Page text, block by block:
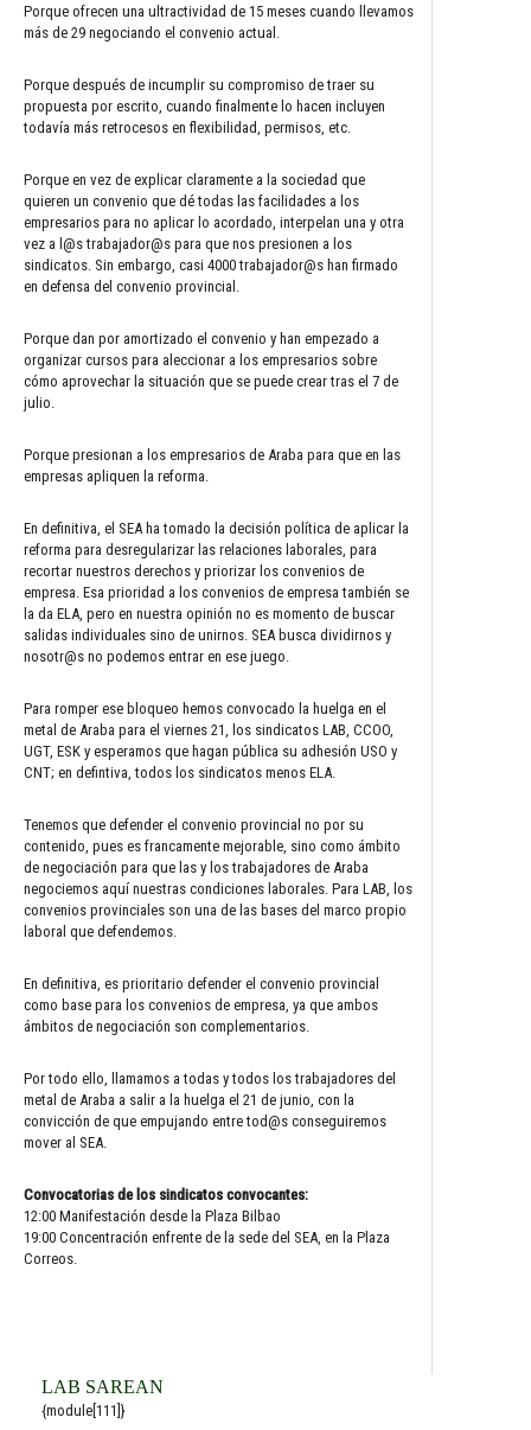
Porque ofrecen una ultractividad de 15 meses cuando llevamos
más de 29 negociando el convenio actual.
Porque después de incumplir su compromiso de traer su
propuesta por escrito, cuando finalmente lo hacen incluyen
todavía más retrocesos en flexibilidad, permisos, etc.
Porque en vez de explicar claramente a la sociedad que
quieren un convenio que dé todas las facilidades a los
empresarios para no aplicar lo acordado, interpelan una y otra
vez a l@s trabajador@s para que nos presionen a los
sindicatos. Sin embargo, casi 4000 trabajador@s han firmado
en defensa del convenio provincial.
Porque dan por amortizado el convenio y han empezado a
organizar cursos para aleccionar a los empresarios sobre
cómo aprovechar la situación que se puede crear tras el 7 de
julio.
Porque presionan a los empresarios de Araba para que en las
empresas apliquen la reforma.
En definitiva, el SEA ha tomado la decisión política de aplicar la
reforma para desregularizar las relaciones laborales, para
recortar nuestros derechos y priorizar los convenios de
empresa. Esa prioridad a los convenios de empresa también se
la da ELA, pero en nuestra opinión no es momento de buscar
salidas individuales sino de unirnos. SEA busca dividirnos y
nosotr@s no podemos entrar en ese juego.
Para romper ese bloqueo hemos convocado la huelga en el
metal de Araba para el viernes 21, los sindicatos LAB, CCOO,
UGT, ESK y esperamos que hagan pública su adhesión USO y
CNT; en defintiva, todos los sindicatos menos ELA.
Tenemos que defender el convenio provincial no por su
contenido, pues es francamente mejorable, sino como ámbito
de negociación para que las y los trabajadores de Araba
negociemos aquí nuestras condiciones laborales. Para LAB, los
convenios provinciales son una de las bases del marco propio
laboral que defendemos.
En definitiva, es prioritario defender el convenio provincial
como base para los convenios de empresa, ya que ambos
ámbitos de negociación son complementarios.
Por todo ello, llamamos a todas y todos los trabajadores del
metal de Araba a salir a la huelga el 21 de junio, con la
convicción de que empujando entre tod@s conseguiremos
mover al SEA.
Convocatorias de los sindicatos convocantes:
12:00 Manifestación desde la Plaza Bilbao
19:00 Concentración enfrente de la sede del SEA, en la Plaza
Correos.
LAB SAREAN
{module[111]}